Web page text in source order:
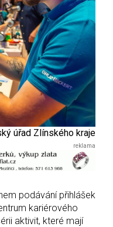
úřad Zlínského kraje
podávání přihlášek
kariérového
aktivit, které mají